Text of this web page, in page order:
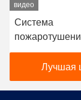
видео
Система
пенопласта из
углеродистой
пеной 3%-6%
Лучшая